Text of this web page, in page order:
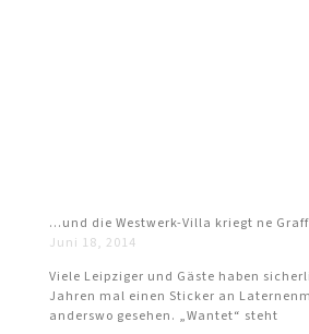
…und die Westwerk-Villa kriegt ne
Juni 18, 2014
Viele Leipziger und Gäste haben
Jahren mal einen Sticker an
anderswo gesehen. „Wantet“ steht